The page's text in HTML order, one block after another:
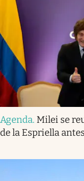
Agenda. Milei se
de la Espriella